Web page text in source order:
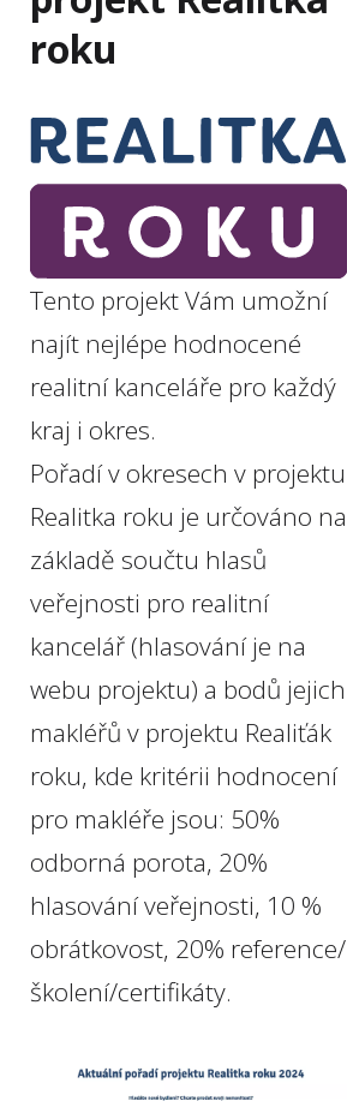
roku
Tento projekt Vám umožní
najít nejlépe hodnocené
realitní kanceláře pro každý
kraj i okres.
Pořadí v okresech v projektu
Realitka roku je určováno na
základě součtu hlasů
veřejnosti pro realitní
kancelář (hlasování je na
webu projektu) a bodů jejich
makléřů v projektu Realiťák
roku, kde k​​​​ritérii hodnocení
pro makléře jsou: 50%
odborná porota, 20%
hlasování veřejnosti, 10 %
obrátkovost, 20% reference/
školení/certifikáty.